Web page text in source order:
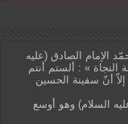
الإمام الصادق (عليه
» : ألستم أنتم
أنّ سفينة الحسين
السلام) وهو أوسع